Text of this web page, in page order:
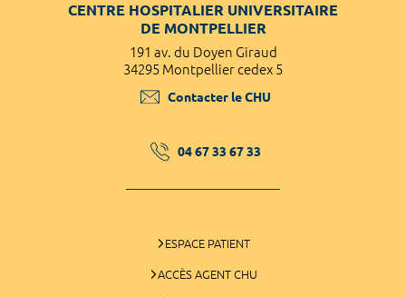
CENTRE HOSPITALIER UNIVERSITAIRE
DE MONTPELLIER
191 av. du Doyen Giraud
34295 Montpellier cedex 5
Contacter le CHU
04 67 33 67 33
ESPACE PATIENT
ACCÈS AGENT CHU